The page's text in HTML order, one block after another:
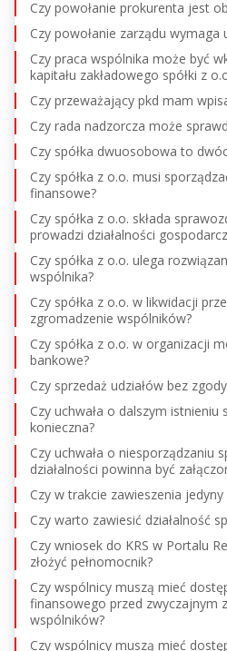
Czy powołanie prokurenta jest
Czy powołanie zarządu wymaga
Czy praca wspólnika może być
kapitału zakładowego spółki z
Czy przeważający pkd mam
Czy rada nadzorcza może
Czy spółka dwuosobowa to
Czy spółka z o.o. musi
finansowe?
Czy spółka z o.o. składa
prowadzi działalności
Czy spółka z o.o. ulega
wspólnika?
Czy spółka z o.o. w likwidacji
zgromadzenie wspólników?
Czy spółka z o.o. w organizacji
bankowe?
Czy sprzedaż udziałów bez
Czy uchwała o dalszym istnieniu
konieczna?
Czy uchwała o niesporządzaniu
działalności powinna być
Czy w trakcie zawieszenia jedyny
Czy warto zawiesić działalność
Czy wniosek do KRS w Portalu
złożyć pełnomocnik?
Czy wspólnicy muszą mieć
finansowego przed zwyczajnym
wspólników?
Czy wspólnicy muszą mieć